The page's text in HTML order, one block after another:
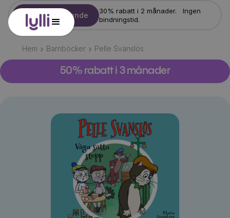
Starta erbjudande
30% rabatt i 2 månader. Ingen
bindningstid.
Hem Barnböcker Pelle Svanslös
50% rabatt i 3 månader